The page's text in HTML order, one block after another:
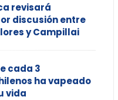
revisará
discusión entre
y Campillai
cada 3
ha vapeado
vida